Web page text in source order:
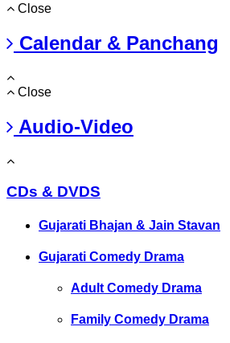
Close
Calendar & Panchang
Close
Audio-Video
CDs & DVDS
Gujarati Bhajan & Jain Stavan
Gujarati Comedy Drama
Adult Comedy Drama
Family Comedy Drama